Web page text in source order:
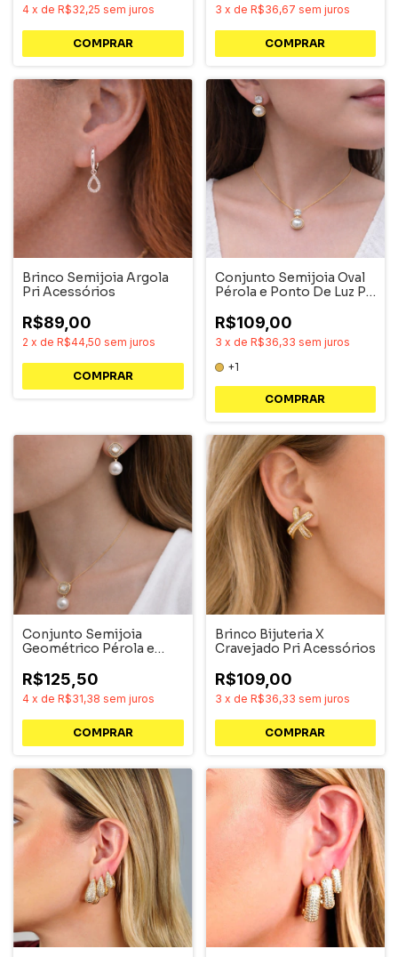
4 x de R$32,25 sem juros
COMPRAR
3 x de R$36,67 sem juros
Brinco Semijoia Argola
Pri Acessórios
R$89,00
2 x de R$44,50 sem juros
COMPRAR
Conjunto Semijoia Oval
Pérola e Ponto De Luz Pri
R$109,00
3 x de R$36,33 sem juros
+1
COMPRAR
Conjunto Semijoia
Geométrico Pérola e
R$125,50
4 x de R$31,38 sem juros
COMPRAR
Brinco Bijuteria X
Cravejado Pri Acessórios
R$109,00
3 x de R$36,33 sem juros
COMPRAR